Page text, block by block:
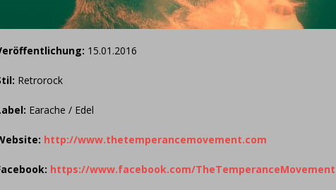
15.01.2016
Retrorock
Earache / Edel
http://www.thetemperancemovement.com
https://www.facebook.com/TheTemperanceMovement